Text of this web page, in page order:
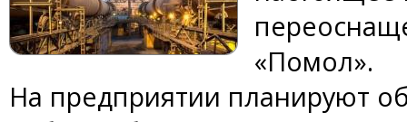
«Помол».
На предприятии планируют